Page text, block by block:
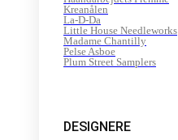
Kreanålen
La-D-Da
Little House Needleworks
Madame Chantilly
Pelse Asboe
Plum Street Samplers
DESIGNERE